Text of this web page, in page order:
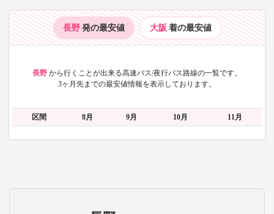
長野 発の最安値 大阪 着の最安値
長野 から行くことが出来る高速バス/夜行バス路線の一覧です。
3ヶ月先までの最安値情報を表示しております。
区間 8月 9月 10月 11月